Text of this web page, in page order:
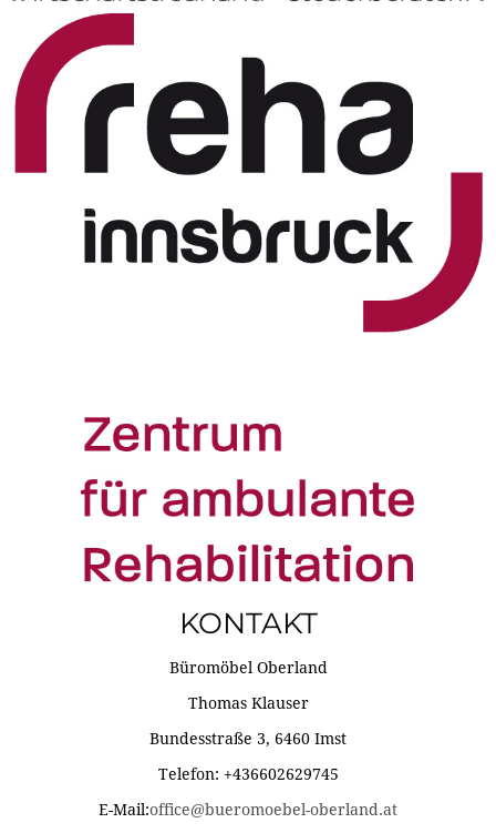
KONTAKT
Büromöbel Oberland
Thomas Klauser
Bundesstraße 3, 6460 Imst
Telefon: +436602629745
E-Mail:office@bueromoebel-oberland.at